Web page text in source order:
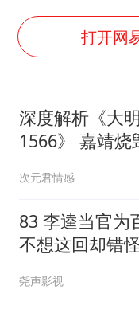
打开网
深度解析《大
1566》 嘉靖烧
次元君情感
83 李逵当官为
不想这回却错
尧声影视